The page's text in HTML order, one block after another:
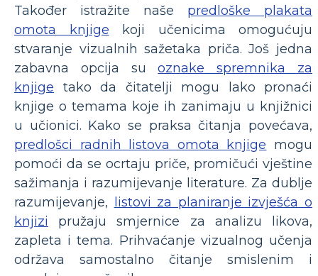
Također istražite naše predloške plakata
omota knjige koji učenicima omogućuju
stvaranje vizualnih sažetaka priča. Još jedna
zabavna opcija suoznake spremnika za
knjige tako da čitatelji mogu lako pronaći
knjige o temama koje ih zanimaju u knjižnici
u učionici. Kako se praksa čitanja povećava,
predlošci radnih listova omota knjige mogu
pomoći da se ocrtaju priče, promičući vještine
sažimanja i razumijevanje literature. Za dublje
razumijevanje,
listovi za planiranje izvješća o
knjizi pružaju smjernice za analizu likova,
zapleta i tema. Prihvaćanje vizualnog učenja
održava samostalno čitanje smislenim i